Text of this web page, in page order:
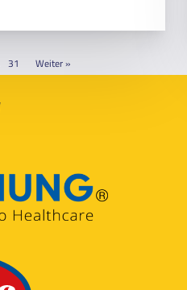
31 Weiter »